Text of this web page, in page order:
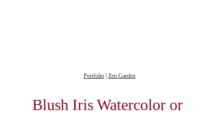
Portfolio Zen Garden
Blush Iris Watercolor or